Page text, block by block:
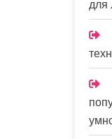
для